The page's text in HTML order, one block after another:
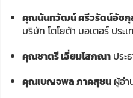
คุณนันทวัฒน์ ศรีวรัตน์อัชกุ
บริษัท โตโยต้า มอเตอร์ ประ
คุณชาตรี เอี่ยมโสภณา ประ
คุณเบญจพล ภาคสุชน ผู้อ